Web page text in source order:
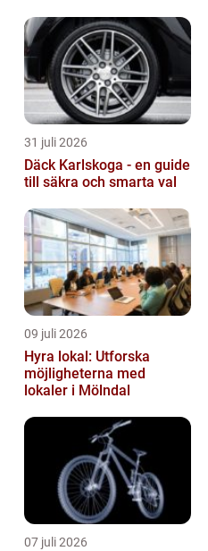
31 juli 2026
Däck Karlskoga - en guide
till säkra och smarta val
09 juli 2026
Hyra lokal: Utforska
möjligheterna med
lokaler i Mölndal
07 juli 2026